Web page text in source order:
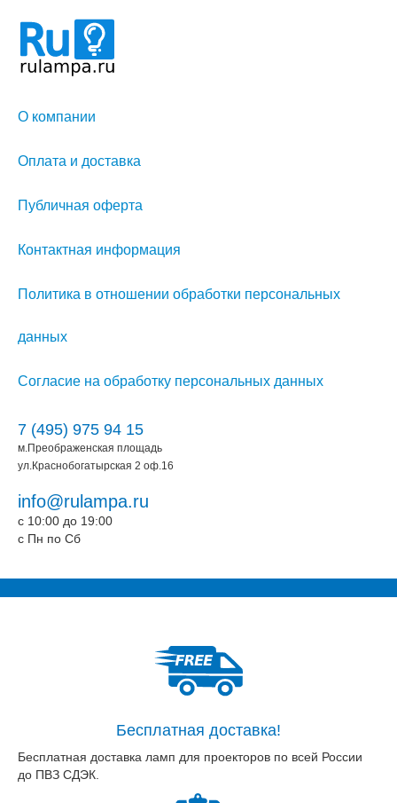
О компании
Оплата и доставка
Публичная оферта
Контактная информация
Политика в отношении обработки персональных
данных
Согласие на обработку персональных данных
7 (495) 975 94 15
м.Преображенская площадь
ул.Краснобогатырская 2 оф.16
info@rulampa.ru
c 10:00 до 19:00
c Пн по Сб
Бесплатная доставка!
Бесплатная доставка ламп для проекторов по всей России
до ПВЗ СДЭК.